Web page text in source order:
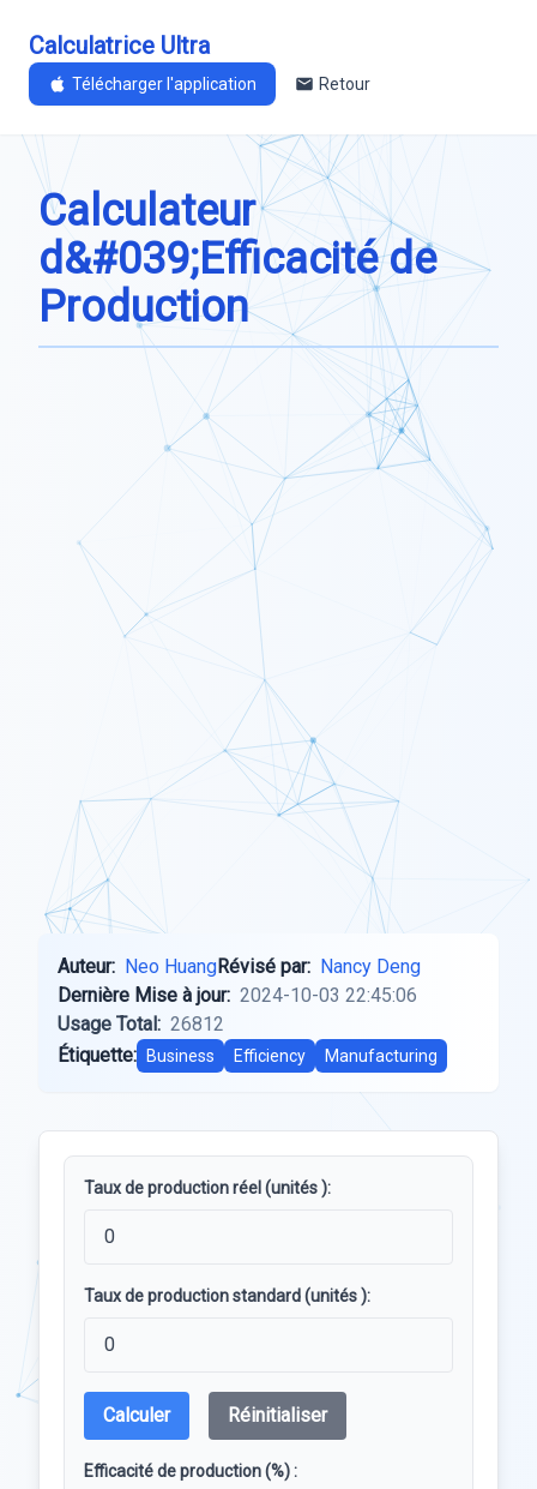
Calculatrice Ultra
Télécharger l'application Retour
Calculateur
d&#039;Efficacité de
Production
Auteur: Neo HuangRévisé par: Nancy Deng
Dernière Mise à jour: 2024-10-03 22:45:06
Usage Total: 26812
Étiquette:
Business Efficiency Manufacturing
Taux de production réel (unités ):
Taux de production standard (unités ):
Calculer Réinitialiser
Efficacité de production (%) :